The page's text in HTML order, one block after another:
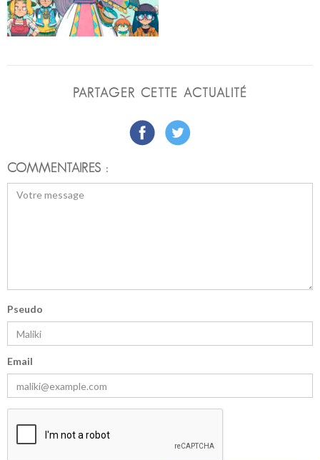
PARTAGER CETTE ACTUALITÉ
COMMENTAIRES :
Pseudo
Email